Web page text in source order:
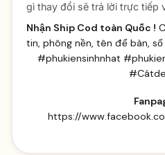
gì thay đổi sẽ trả lời trực tiếp
Nhận Ship Cod toàn Quốc !
tin, phông nền, tên để bàn,
#phukiensinhnhat
https://